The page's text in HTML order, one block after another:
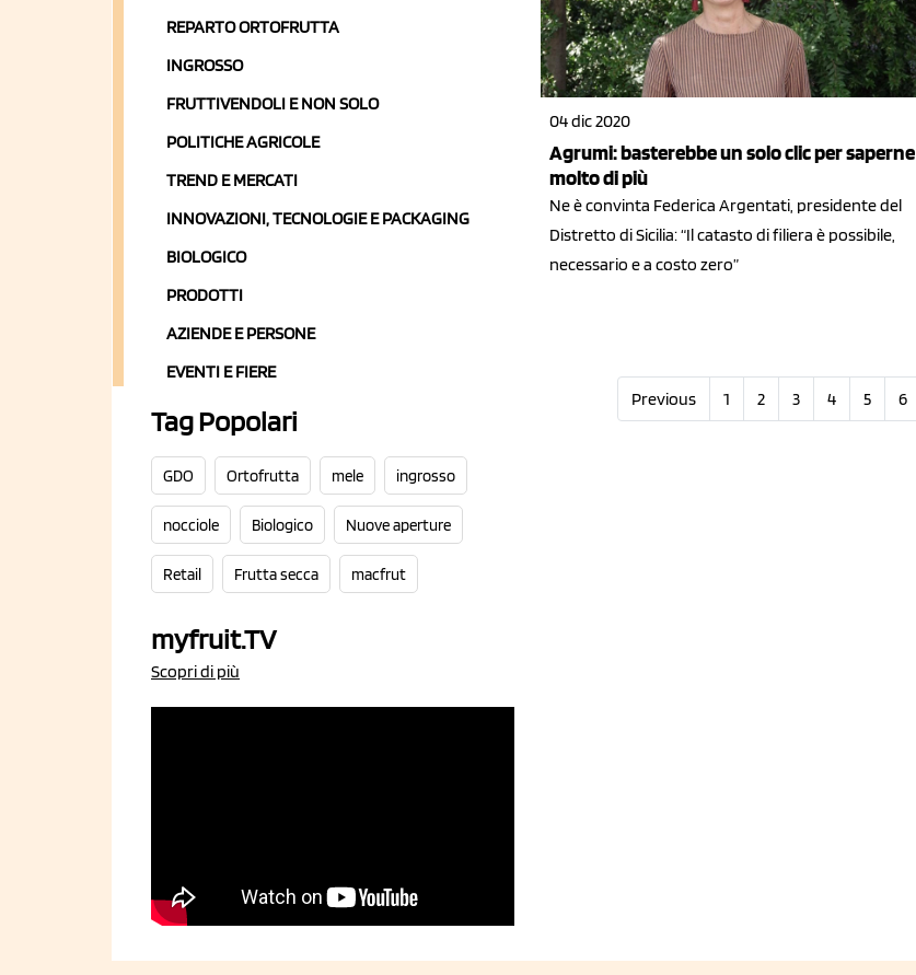
REPARTO ORTOFRUTTA
INGROSSO
FRUTTIVENDOLI E NON SOLO
POLITICHE AGRICOLE
TREND E MERCATI
INNOVAZIONI, TECNOLOGIE E PACKAGING
BIOLOGICO
PRODOTTI
AZIENDE E PERSONE
EVENTI E FIERE
Tag Popolari
GDO Ortofrutta mele ingrosso
nocciole Biologico Nuove aperture
Retail Frutta secca macfrut
myfruit.TV
Scopri di più
04 dic 2020
Agrumi: basterebbe un solo clic per saperne
molto di più
Ne è convinta Federica Argentati, presidente del
Distretto di Sicilia: “Il catasto di filiera è possibile,
necessario e a costo zero”
Previous 1 2 3 4 5 6